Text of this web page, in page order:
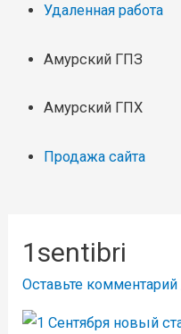
Удаленная работа
Амурский ГПЗ
Амурский ГПХ
Продажа сайта
1sentibri
Оставьте комментарий